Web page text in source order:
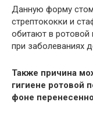
Данную форму
стрептококки и
обитают в ротовой
при заболеваниях
Также причина
гигиене ротовой
фоне